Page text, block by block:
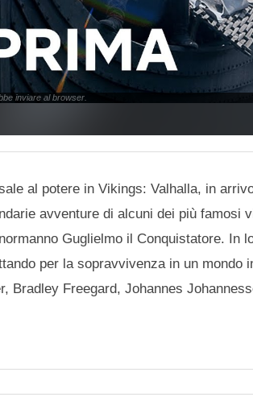
inviare al browser.
al potere in Vikings: Valhalla, in
avventure di alcuni dei più
Guglielmo il Conquistatore. In
per la sopravvivenza in un
Bradley Freegard, Johannes